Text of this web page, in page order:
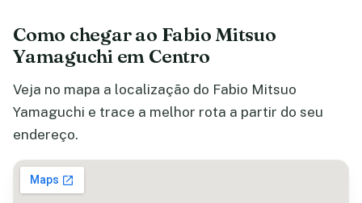
Como chegar ao Fabio Mitsuo
Yamaguchi em Centro
Veja no mapa a localização do Fabio Mitsuo
Yamaguchi e trace a melhor rota a partir do seu
endereço.